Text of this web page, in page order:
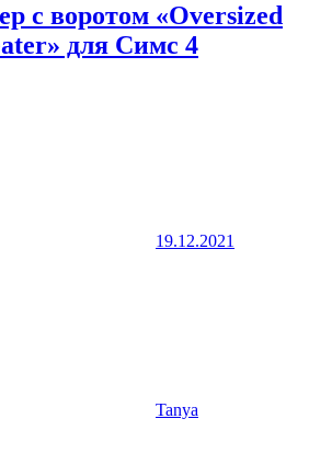
с воротом «Oversized
для Симс 4
19.12.2021
Tanya